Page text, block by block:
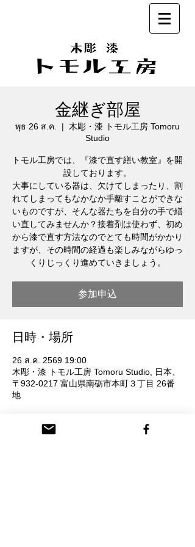
金継ぎ部屋
พุธ 26 ส.ค.
  |
木彫・漆 トモル工房 Tomoru
Studio
トモル工房では、『漆で直す繕い教室』を開
設しております。
大事にしている器は、欠けてしまったり、割
れてしまってもなかなか手離すことができな
いものですが、そんな器たちを自分の手で繕
い直してみませんか？接着剤は使わず、初め
から漆で直す方法なのでとても時間がかかり
ますが、その時間の経過も楽しみながらゆっ
くりじっくり進めていきましょう。
参加申込
日時・場所
26 ส.ค. 2569 19:00
木彫・漆 トモル工房 Tomoru Studio, 日本、
〒932-0217 富山県南砺市本町３丁目 26番
地
参加者